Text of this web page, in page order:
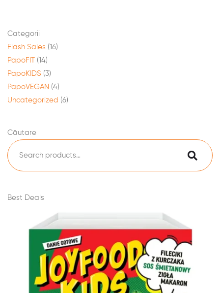
Categorii
Flash Sales (16)
PapoFIT
(14)
PapoKIDS (3)
PapoVEGAN (4)
Uncategorized (6)
Căutare
Best Deals